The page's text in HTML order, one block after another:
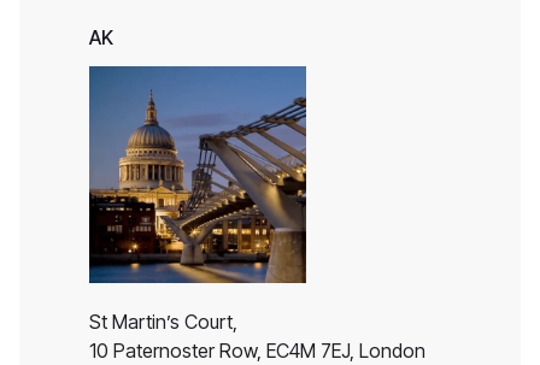
AK
St Martin’s Court,
10 Paternoster Row, EC4M 7EJ, London